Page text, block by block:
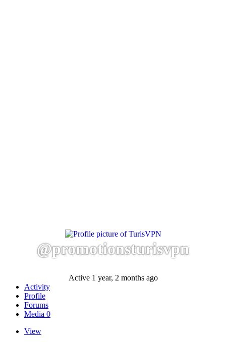
@promotionsturisvpn
Active 1 year, 2 months ago
Activity
Profile
Forums
Media 0
View